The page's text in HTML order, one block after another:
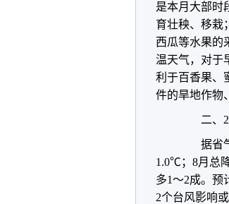
是本月大部时
育壮秧、移栽
西瓜等水果的
温天气，对于
利于百香果、
件的旱地作物
二、
据省气
1.0℃；8月总
多1～2成。预
2个台风影响